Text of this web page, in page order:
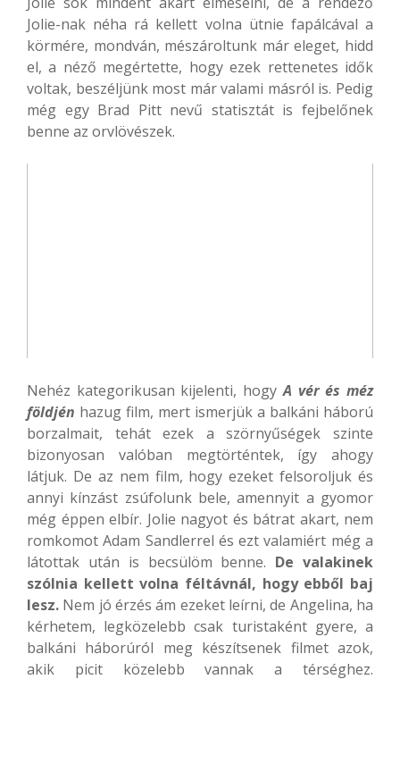
Jolie-nak néha rá kellett volna ütnie fapálcával a
körmére, mondván, mészároltunk már eleget, hidd
el, a néző megértette, hogy ezek rettenetes idők
voltak, beszéljünk most már valami másról is. Pedig
még egy Brad Pitt nevű statisztát is fejbelőnek
benne az orvlövészek.
Nehéz kategorikusan kijelenti, hogyA vér és méz
földjén hazug film, mert ismerjük a balkáni háború
borzalmait, tehát ezek a szörnyűségek szinte
bizonyosan valóban megtörténtek, így ahogy
látjuk. De az nem film, hogy ezeket felsoroljuk és
annyi kínzást zsúfolunk bele, amennyit a gyomor
még éppen elbír. Jolie nagyot és bátrat akart, nem
romkomot Adam Sandlerrel és ezt valamiért még a
látottak után is becsülöm benne. De valakinek
szólnia kellett volna féltávnál, hogy ebből baj
lesz. Nem jó érzés ám ezeket leírni, de Angelina, ha
kérhetem, legközelebb csak turistaként gyere, a
balkáni háborúról meg készítsenek filmet azok,
akik picit közelebb vannak a térséghez.